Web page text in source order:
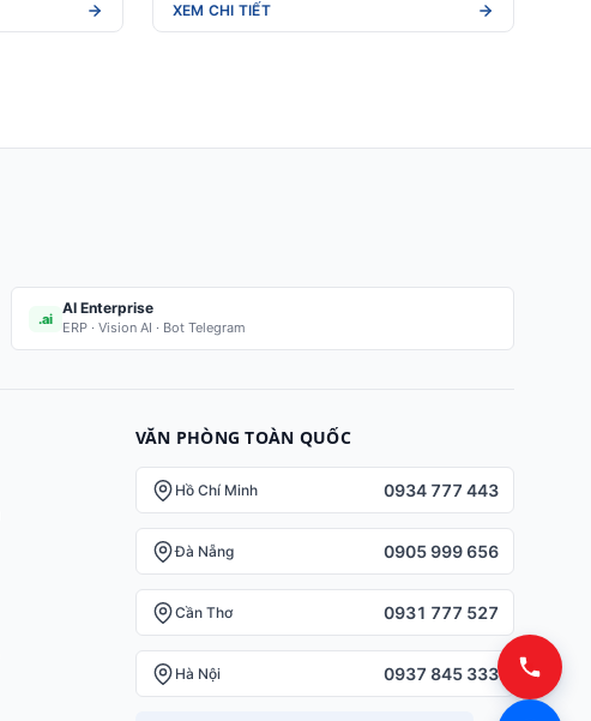
XEM CHI TIẾT
.ai
AI Enterprise
ERP · Vision AI · Bot Telegram
VĂN PHÒNG TOÀN QUỐC
Hồ Chí Minh 0934 777 443
Đà Nẵng 0905 999 656
Cần Thơ 0931 777 527
Hà Nội 0937 845 333